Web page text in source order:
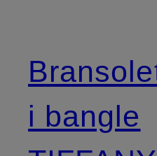
i bangle